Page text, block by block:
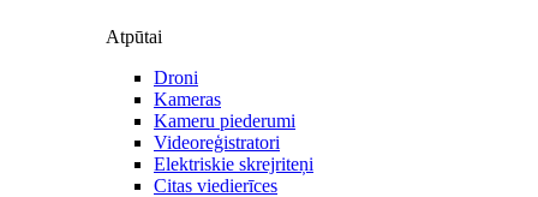
Atpūtai
Droni
Kameras
Kameru piederumi
Videoreģistratori
Elektriskie skrejriteņi
Citas viedierīces